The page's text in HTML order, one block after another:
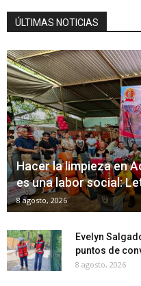
ÚLTIMAS NOTICIAS
Hacer la limpieza en
es una labor social:
8 agosto, 2026
Evelyn
puntos de
8 agosto, 2026